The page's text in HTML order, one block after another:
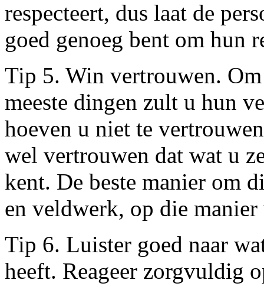
respecteert, dus laat de
goed genoeg bent om hun
Tip 5. Win vertrouwen.
meeste dingen zult u hun
hoeven u niet te
wel vertrouwen dat wat u
kent. De beste manier om
en veldwerk, op die
Tip 6. Luister goed naar
heeft. Reageer zorgvuldig